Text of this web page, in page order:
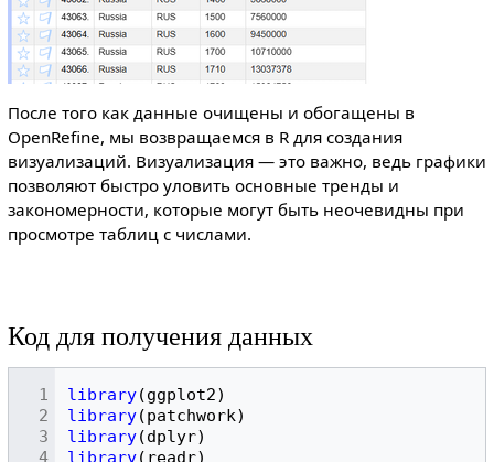
После того как данные очищены и обогащены в
OpenRefine, мы возвращаемся в R для создания
визуализаций. Визуализация — это важно, ведь графики
позволяют быстро уловить основные тренды и
закономерности, которые могут быть неочевидны при
просмотре таблиц с числами.
Код для получения данных
library(ggplot2)
library(patchwork)
library(dplyr)
library( readr)